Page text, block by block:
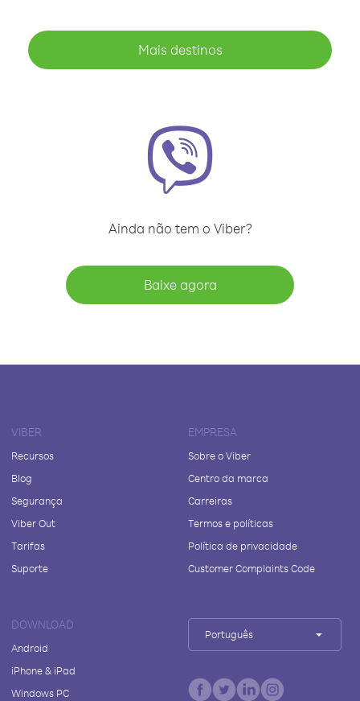
Mais destinos
Ainda não tem o Viber?
Baixe agora
VIBER
Recursos
Blog
Segurança
Viber Out
Tarifas
Suporte
EMPRESA
Sobre o Viber
Centro da marca
Carreiras
Termos e políticas
Política de privacidade
Customer Complaints Code
DOWNLOAD
Android
iPhone & iPad
Windows PC
Português